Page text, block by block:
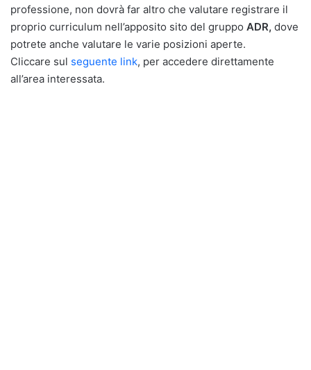
professione, non dovrà far altro che valutare registrare il
proprio curriculum nell’apposito sito del gruppo ADR, dove
potrete anche valutare le varie posizioni aperte.
Cliccare sul seguente link, per accedere direttamente
all’area interessata.